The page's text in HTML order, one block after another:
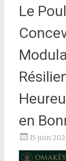
Le
en
15 juin